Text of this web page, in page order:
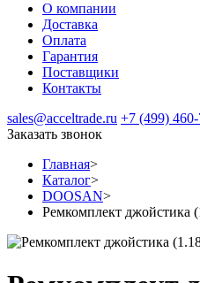
О компании
Доставка
Оплата
Гарантия
Поставщики
Контакты
sales@acceltrade.ru +7 (499)
Заказать звонок
Главная>
Каталог>
DOOSAN>
Ремкомплект джойстика